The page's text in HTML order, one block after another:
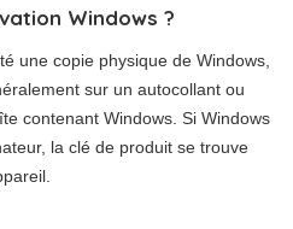
Windows ?
une copie physique de Windows,
sur un autocollant ou
contenant Windows. Si Windows
la clé de produit se trouve